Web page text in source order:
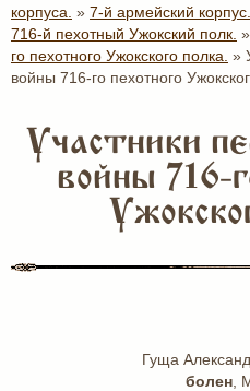
корпуса. » 7-й армейский корпус.
716-й пехотный Ужокский полк. »
го пехотного Ужокского полка. »
войны 716-го пехотного
Участники
войны 716-
Гуща
болен ,